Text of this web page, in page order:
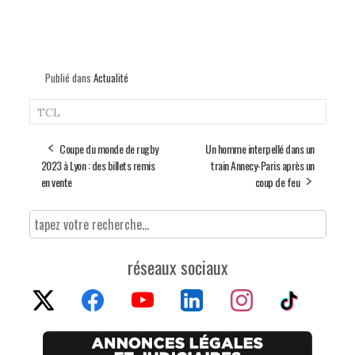
Publié dans Actualité
TCL
Coupe du monde de rugby
2023 à Lyon : des billets remis
en vente
Un homme interpellé dans un
train Annecy-Paris après un
coup de feu
réseaux sociaux